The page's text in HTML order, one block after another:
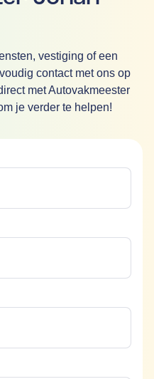
vestiging of een
contact met ons op
met Autovakmeester
je verder te helpen!